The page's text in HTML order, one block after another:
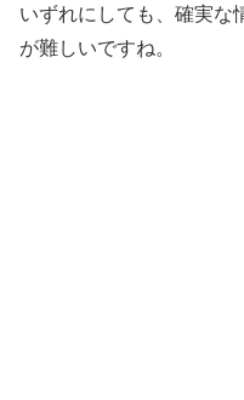
いずれにしても、確実な
が難しいですね。